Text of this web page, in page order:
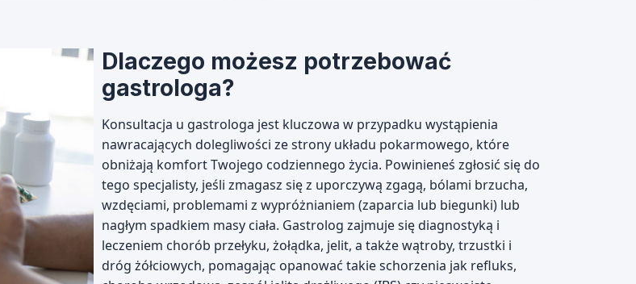
Dlaczego możesz potrzebować
gastrologa?
Konsultacja u gastrologa jest kluczowa w przypadku wystąpienia
nawracających dolegliwości ze strony układu pokarmowego, które
obniżają komfort Twojego codziennego życia. Powinieneś zgłosić się do
tego specjalisty, jeśli zmagasz się z uporczywą zgagą, bólami brzucha,
wzdęciami, problemami z wypróżnianiem (zaparcia lub biegunki) lub
nagłym spadkiem masy ciała. Gastrolog zajmuje się diagnostyką i
leczeniem chorób przełyku, żołądka, jelit, a także wątroby, trzustki i
dróg żółciowych, pomagając opanować takie schorzenia jak refluks,